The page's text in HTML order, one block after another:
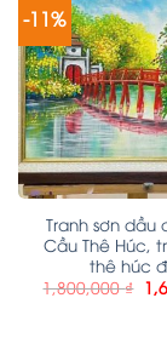
-11%
Tranh sơn dầu
Cầu Thê Húc,
thê húc
1,800,000₫